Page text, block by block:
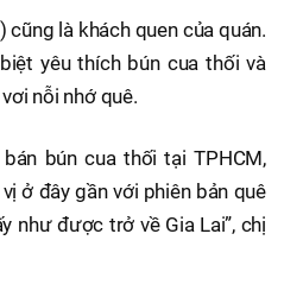
là khách quen của quán.
yêu thích bún cua thối và
nỗi nhớ quê.
bún cua thối tại TPHCM,
ở đây gần với phiên bản quê
như được trở về Gia Lai”, chị